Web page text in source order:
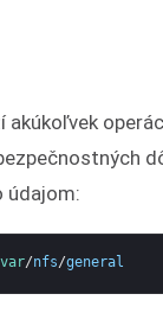
akúkoľvek
údajom:
var/nfs/general